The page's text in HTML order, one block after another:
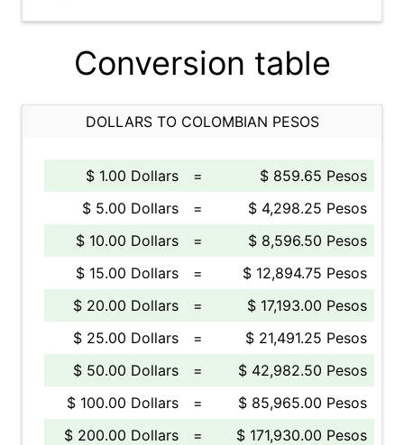
Conversion table
DOLLARS TO COLOMBIAN PESOS
$ 1.00 Dollars =
$ 859.65 Pesos
$ 5.00 Dollars
=
$ 4,298.25 Pesos
$ 10.00 Dollars
=
$ 8,596.50 Pesos
$ 15.00 Dollars
=
$ 12,894.75 Pesos
$ 20.00 Dollars
=
$ 17,193.00 Pesos
$ 25.00 Dollars
=
$ 21,491.25 Pesos
$ 50.00 Dollars
=
$ 42,982.50 Pesos
$ 100.00 Dollars
=
$ 85,965.00 Pesos
$ 200.00 Dollars
= $ 171,930.00 Pesos